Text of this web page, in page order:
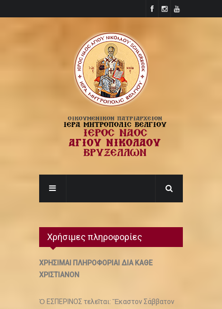
Χρήσιμες πληροφορίες
ΧΡΗΣΙΜΑΙ ΠΛΗΡΟΦΟΡΙΑΙ ΔΙΑ ΚΑΘΕ
ΧΡΙΣΤΙΑΝΟΝ
Ὁ ΕΣΠΕΡΙΝΟΣ τελεῖται: Ἕκαστον Σάββατον